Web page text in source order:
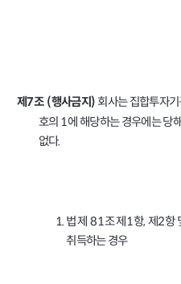
제7조(행사금지 ) 회사는 집합투자
호의 1에 해당하는 경우에는 당
없다.
1. 법 제 81조 제 1항, 제2항
취득하는 경우